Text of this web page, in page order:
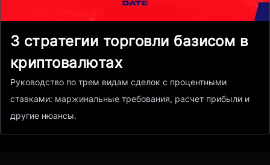
3 стратегии торговли базисом в
криптовалютах
Руководство по трем видам сделок с процентными
ставками: маржинальные требования, расчет прибыли и
другие нюансы.